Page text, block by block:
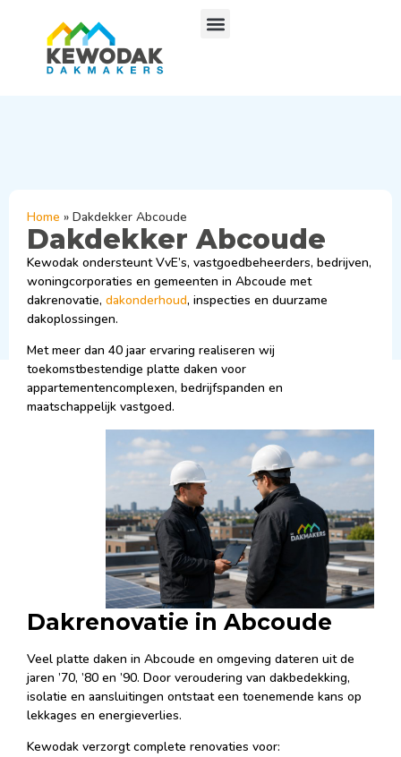
Home » Dakdekker Abcoude
Dakdekker Abcoude
Kewodak ondersteunt VvE’s, vastgoedbeheerders, bedrijven,
woningcorporaties en gemeenten in Abcoude met
dakrenovatie, dakonderhoud, inspecties en duurzame
dakoplossingen.
Met meer dan 40 jaar ervaring realiseren wij
toekomstbestendige platte daken voor
appartementencomplexen, bedrijfspanden en
maatschappelijk vastgoed.
Dakrenovatie in Abcoude
Veel platte daken in Abcoude en omgeving dateren uit de
jaren ’70, ’80 en ’90. Door veroudering van dakbedekking,
isolatie en aansluitingen ontstaat een toenemende kans op
lekkages en energieverlies.
Kewodak verzorgt complete renovaties voor: